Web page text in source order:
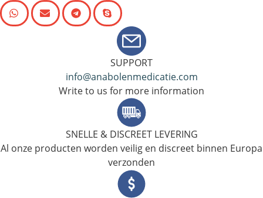
SUPPORT
info@anabolenmedicatie.com
Write to us for more information
SNELLE & DISCREET LEVERING
Al onze producten worden veilig en discreet binnen Europa
verzonden